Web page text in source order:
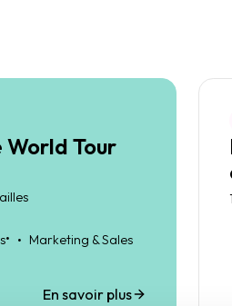
Tour
• Marketing & Sales
En savoir plus